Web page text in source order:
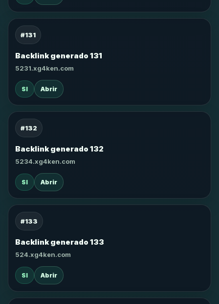
#131
Backlink generado 131
5231.xg4ken.com
SI Abrir
#132
Backlink generado 132
5234.xg4ken.com
SI Abrir
#133
Backlink generado 133
524.xg4ken.com
SI Abrir